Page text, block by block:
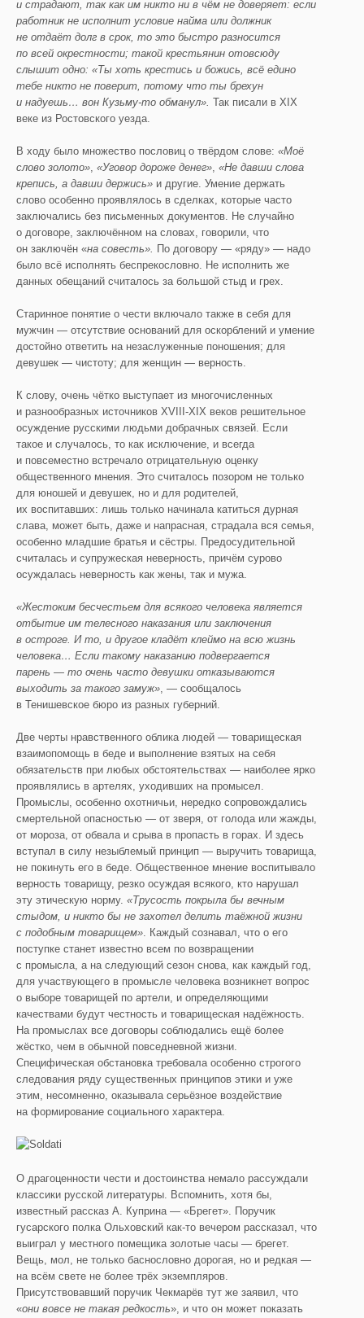
и страдают, так как им никто ни в чём не доверяет: если
работник не исполнит условие найма или должник
не отдаёт долг в срок, то это быстро разносится
по всей окрестности; такой крестьянин отовсюду
слышит одно: «Ты хоть крестись и божись, всё едино
тебе никто не поверит, потому что ты брехун
и надуешь… вон Кузьму-то обманул». Так писали в XIX
веке из Ростовского уезда.
В ходу было множество пословиц о твёрдом слове: «Моё
слово золото», «Уговор дороже денег», «Не давши слова
крепись, а давши держись» и другие. Умение держать
слово особенно проявлялось в сделках, которые часто
заключались без письменных документов. Не случайно
о договоре, заключённом на словах, говорили, что
он заключён «на совесть». По договору — «ряду» — надо
было всё исполнять беспрекословно. Не исполнить же
данных обещаний считалось за большой стыд и грех.
Старинное понятие о чести включало также в себя для
мужчин — отсутствие оснований для оскорблений и умение
достойно ответить на незаслуженные поношения; для
девушек — чистоту; для женщин — верность.
К слову, очень чётко выступает из многочисленных
и разнообразных источников XVIII-XIX веков решительное
осуждение русскими людьми добрачных связей. Если
такое и случалось, то как исключение, и всегда
и повсеместно встречало отрицательную оценку
общественного мнения. Это считалось позором не только
для юношей и девушек, но и для родителей,
их воспитавших: лишь только начинала катиться дурная
слава, может быть, даже и напрасная, страдала вся семья,
особенно младшие братья и сёстры. Предосудительной
считалась и супружеская неверность, причём сурово
осуждалась неверность как жены, так и мужа.
«Жестоким бесчестьем для всякого человека является
отбытие им телесного наказания или заключения
в остроге. И то, и другое кладёт клеймо на всю жизнь
человека… Если такому наказанию подвергается
парень — то очень часто девушки отказываются
выходить за такого замуж», — сообщалось
в Тенишевское бюро из разных губерний.
Две черты нравственного облика людей — товарищеская
взаимопомощь в беде и выполнение взятых на себя
обязательств при любых обстоятельствах — наиболее ярко
проявлялись в артелях, уходивших на промысел.
Промыслы, особенно охотничьи, нередко сопровождались
смертельной опасностью — от зверя, от голода или жажды,
от мороза, от обвала и срыва в пропасть в горах. И здесь
вступал в силу незыблемый принцип — выручить товарища,
не покинуть его в беде. Общественное мнение воспитывало
верность товарищу, резко осуждая всякого, кто нарушал
эту этическую норму. «Трусость покрыла бы вечным
стыдом, и никто бы не захотел делить таёжной жизни
с подобным товарищем». Каждый сознавал, что о его
поступке станет известно всем по возвращении
с промысла, а на следующий сезон снова, как каждый год,
для участвующего в промысле человека возникнет вопрос
о выборе товарищей по артели, и определяющими
качествами будут честность и товарищеская надёжность.
На промыслах все договоры соблюдались ещё более
жёстко, чем в обычной повседневной жизни.
Специфическая обстановка требовала особенно строгого
следования ряду существенных принципов этики и уже
этим, несомненно, оказывала серьёзное воздействие
на формирование социального характера.
О драгоценности чести и достоинства немало рассуждали
классики русской литературы. Вспомнить, хотя бы,
известный рассказ А. Куприна — «Брегет». Поручик
гусарского полка Ольховский как-то вечером рассказал, что
выиграл у местного помещика золотые часы — брегет.
Вещь, мол, не только баснословно дорогая, но и редкая —
на всём свете не более трёх экземпляров.
Присутствовавший поручик Чекмарёв тут же заявил, что
«они вовсе не такая редкость», и что он может показать